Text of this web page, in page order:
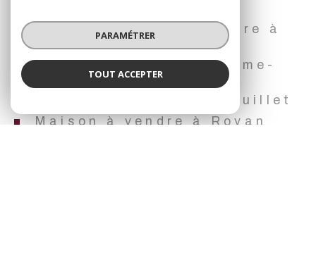
Terrain � batir à vendre à
Saint-Palais-sur-Mer
Maison à vendre à Corme-
Maison à vendre à Breuillet
Maison à vendre à Royan
PARAMÉTRER
TOUT ACCEPTER